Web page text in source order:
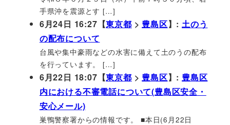
手県沖を震源とす […]
6月24日 16:27【東京都 >豊島区】:土のう
の配布について
台風や集中豪雨などの水害に備えて土のうの配布
を行っています。 […]
6月22日 18:07【東京都 >豊島区】:豊島区
内における不審電話について(豊島区安全・
安心メール)
巣鴨警察署からの情報です。 ■本日(6月22日